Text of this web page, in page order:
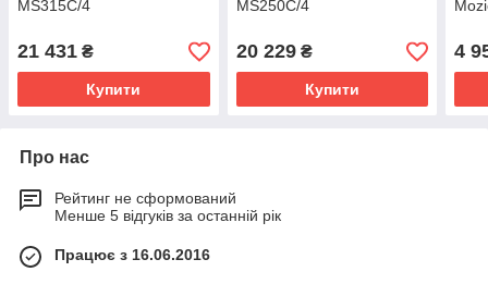
MS315C/4
21 431 ₴
Купити
MS250C/4
20 229₴
Купити
4
Про нас
Рейтинг не сформований
Менше 5 відгуків за останній рік
Працює з 16.06.2016